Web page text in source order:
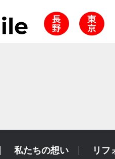
私たちの想い リフ